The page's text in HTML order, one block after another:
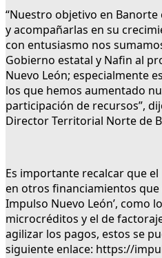
“Nuestro objetivo en Banorte
y acompañarlas en su
con entusiasmo nos
Gobierno estatal y Nafin al
Nuevo León; especialmente
los que hemos aumentado
participación de recursos”,
Director Territorial Norte de
Es importante recalcar que el
en otros financiamientos que
Impulso Nuevo León’, como
microcréditos y el de
agilizar los pagos, estos se
siguiente enlace: https://